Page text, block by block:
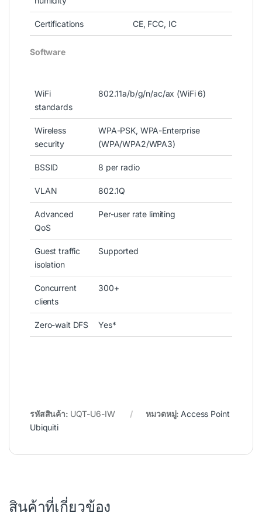
Certifications CE, FCC, IC
Software
WiFi
standards
802.11a/b/g/n/ac/ax (WiFi 6)
Wireless
security
WPA-PSK, WPA-Enterprise
(WPA/WPA2/WPA3)
BSSID 8 per radio
VLAN 802.1Q
Advanced
QoS
Per-user rate limiting
Guest traffic
isolation
Supported
Concurrent
clients
300+
Zero-wait DFS Yes*
รหัสสินค้า: UQT-U6-IW หมวดหมู่: Access Point
Ubiquiti
สินค้าที่เกี่ยวข้อง